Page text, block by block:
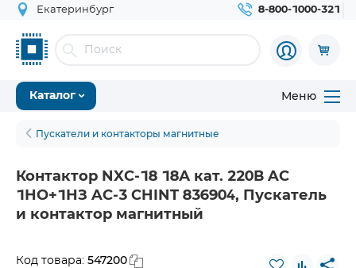
Екатеринбург 8-800-1000-321
Каталог Меню
Пускатели и контакторы магнитные
Контактор NXC-18 18А кат. 220В AC
1НО+1НЗ AC-3 CHINT 836904, Пускатель
и контактор магнитный
Код товара: 547200